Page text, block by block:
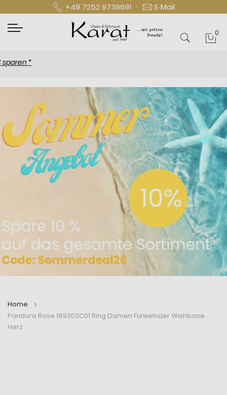
+49 7252 9739691 · E‑Mail
0
Home
Pandora Rose 189302C01 Ring Damen Funkelnder Wishbone
Herz